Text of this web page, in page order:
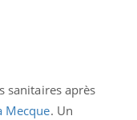
sanitaires après
Mecque. Un